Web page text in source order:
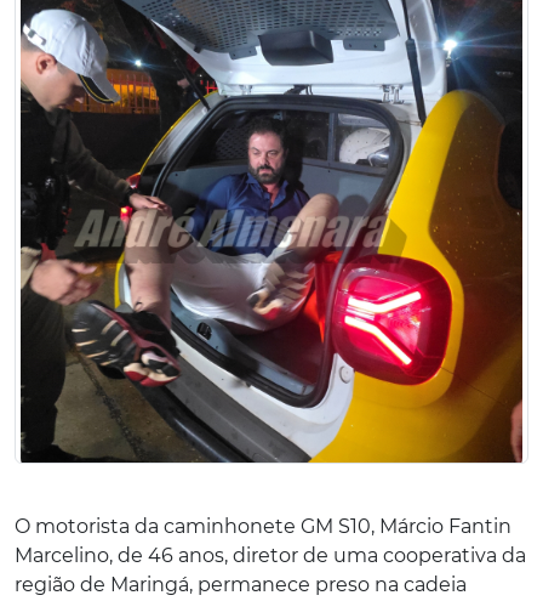
O motorista da caminhonete GM S10, Márcio Fantin
Marcelino, de 46 anos, diretor de uma cooperativa da
região de Maringá, permanece preso na cadeia